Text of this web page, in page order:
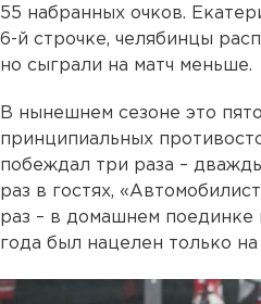
55 набранных очков.
6-й строчке, челябинцы
но сыграли на матч меньше.
В нынешнем сезоне это
принципиальных
побеждал три раза –
раз в гостях,
раз – в домашнем поединке
года был нацелен только на